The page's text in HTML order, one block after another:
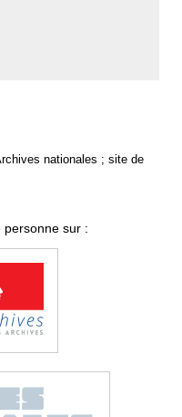
nationales ; site de
personne sur :